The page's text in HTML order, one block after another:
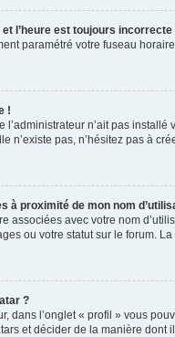
l’heure est toujours incorrecte
paramétré votre fuseau
!
l’administrateur n’ait pas
n’existe pas, n’hésitez pas à
à proximité de mon nom
associées avec votre nom
ou votre statut sur le forum.
?
dans l’onglet « profil » vous
et décider de la manière dont